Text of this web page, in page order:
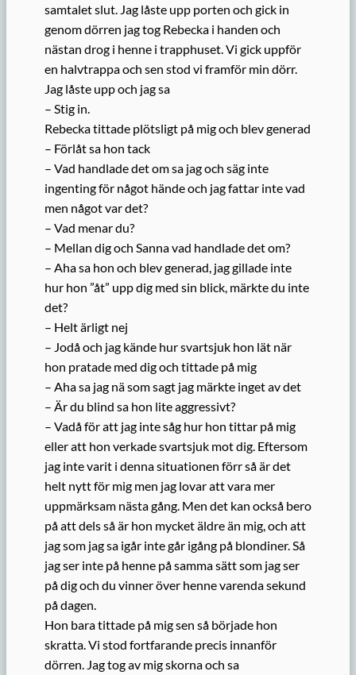
samtalet slut. Jag låste upp porten och gick in
genom dörren jag tog Rebecka i handen och
nästan drog i henne i trapphuset. Vi gick uppför
en halvtrappa och sen stod vi framför min dörr.
Jag låste upp och jag sa
– Stig in.
Rebecka tittade plötsligt på mig och blev generad
– Förlåt sa hon tack
– Vad handlade det om sa jag och säg inte
ingenting för något hände och jag fattar inte vad
men något var det?
– Vad menar du?
– Mellan dig och Sanna vad handlade det om?
– Aha sa hon och blev generad, jag gillade inte
hur hon ”åt” upp dig med sin blick, märkte du inte
det?
– Helt ärligt nej
– Jodå och jag kände hur svartsjuk hon lät när
hon pratade med dig och tittade på mig
– Aha sa jag nä som sagt jag märkte inget av det
– Är du blind sa hon lite aggressivt?
– Vadå för att jag inte såg hur hon tittar på mig
eller att hon verkade svartsjuk mot dig. Eftersom
jag inte varit i denna situationen förr så är det
helt nytt för mig men jag lovar att vara mer
uppmärksam nästa gång. Men det kan också bero
på att dels så är hon mycket äldre än mig, och att
jag som jag sa igår inte går igång på blondiner. Så
jag ser inte på henne på samma sätt som jag ser
på dig och du vinner över henne varenda sekund
på dagen.
Hon bara tittade på mig sen så började hon
skratta. Vi stod fortfarande precis innanför
dörren. Jag tog av mig skorna och sa